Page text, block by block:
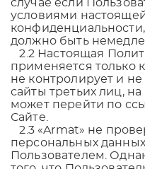
случае если
условиями
должно быть
2.2 Настоящая
применяется только
не контролирует и не
сайты третьих лиц,
может перейти по
Сайте.
2.3 «Armat» не
персональных
Пользователем.